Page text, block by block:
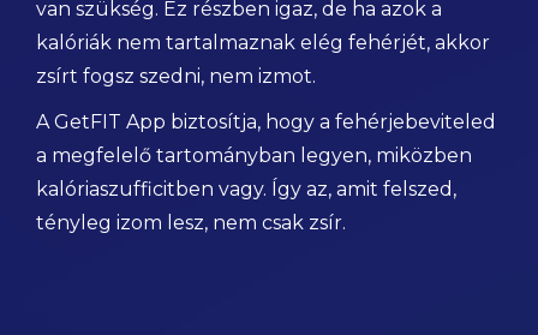
van szükség. Ez részben igaz, de ha azok a
kalóriák nem tartalmaznak elég fehérjét, akkor
zsírt fogsz szedni, nem izmot.
A GetFIT App biztosítja, hogy a fehérjebeviteled
a megfelelő tartományban legyen, miközben
kalóriaszufficitben vagy. Így az, amit felszed,
tényleg izom lesz, nem csak zsír.